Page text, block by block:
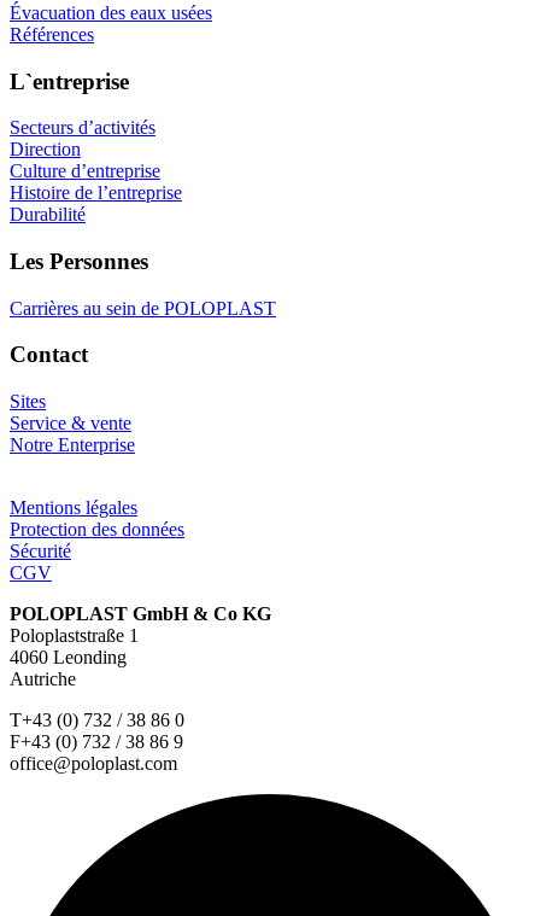
Évacuation des eaux usées
Références
L`entreprise
Secteurs d’activités
Direction
Culture d’entreprise
Histoire de l’entreprise
Durabilité
Les Personnes
Carrières au sein de POLOPLAST
Contact
Sites
Service & vente
Notre Enterprise
Mentions légales
Protection des données
Sécurité
CGV
POLOPLAST GmbH & Co KG
Poloplaststraße 1
4060 Leonding
Autriche
T+43 (0) 732 / 38 86 0
F+43 (0) 732 / 38 86 9
office@poloplast.com